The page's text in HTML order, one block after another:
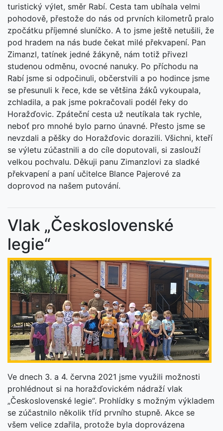
turistický výlet, směr Rabí. Cesta tam ubíhala velmi
pohodově, přestože do nás od prvních kilometrů pralo
zpočátku příjemné sluníčko. A to jsme ještě netušili, že
pod hradem na nás bude čekat milé překvapení. Pan
Zimanzl, tatínek jedné žákyně, nám totiž přivezl
studenou odměnu, ovocné nanuky. Po příchodu na
Rabí jsme si odpočinuli, občerstvili a po hodince jsme
se přesunuli k řece, kde se většina žáků vykoupala,
zchladila, a pak jsme pokračovali podél řeky do
Horažďovic. Zpáteční cesta už neutíkala tak rychle,
neboť pro mnohé bylo parno únavné. Přesto jsme se
nevzdali a pěšky do Horažďovic dorazili. Všichni, kteří
se výletu zúčastnili a do cíle doputovali, si zaslouží
velkou pochvalu. Děkuji panu Zimanzlovi za sladké
překvapení a paní učitelce Blance Pajerové za
doprovod na našem putování.
Vlak „Československé
legie“
Ve dnech 3. a 4. června 2021 jsme využili možnosti
prohlédnout si na horažďovickém nádraží vlak
„Československé legie“. Prohlídky s možným výkladem
se zúčastnilo několik tříd prvního stupně. Akce se
všem velice zdařila, protože byla doprovázena